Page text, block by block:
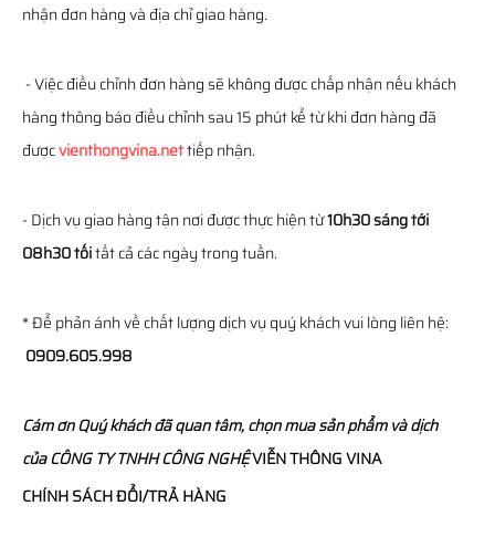
nhận đơn hàng và địa chỉ giao hàng.
- Việc điều chỉnh đơn hàng sẽ không được chấp nhận nếu khách
hàng thông báo điều chỉnh sau 15 phút kể từ khi đơn hàng đã
đượcvienthongvina.nettiếp nhận.
- Dịch vụ giao hàng tận nơi được thực hiện từ10h30 sáng tới
08h30 tốitất cả các ngày trong tuần.
* Để phản ánh về chất lượng dịch vụ quý khách vui lòng liên hệ:
0909.605.998
Cám ơn Quý khách đã quan tâm, chọn mua sản phẩm và dịch
củaCÔNG TY TNHH CÔNG NGHỆVIỄN THÔNGVINA
CHÍNH SÁCH ĐỔI/TRẢ HÀNG